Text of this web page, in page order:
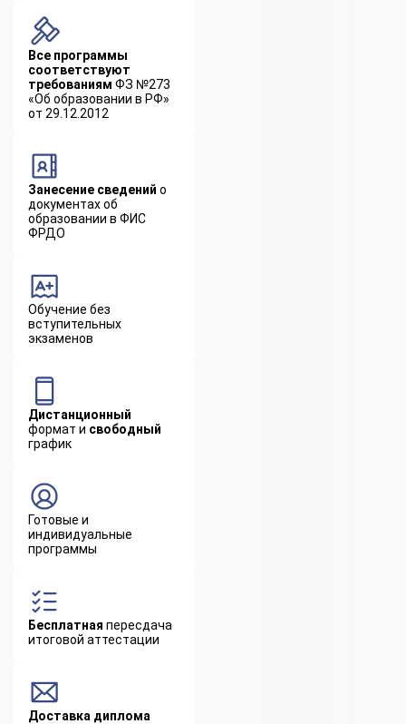
Все программы
соответствуют
требованиям ФЗ №273
«Об образовании в РФ»
от 29.12.2012
Занесение сведений о
документах об
образовании в ФИС
ФРДО
Обучение без
вступительных
экзаменов
Дистанционный
формат и свободный
график
Готовые и
индивидуальные
программы
Бесплатная пересдача
итоговой аттестации
Доставка диплома